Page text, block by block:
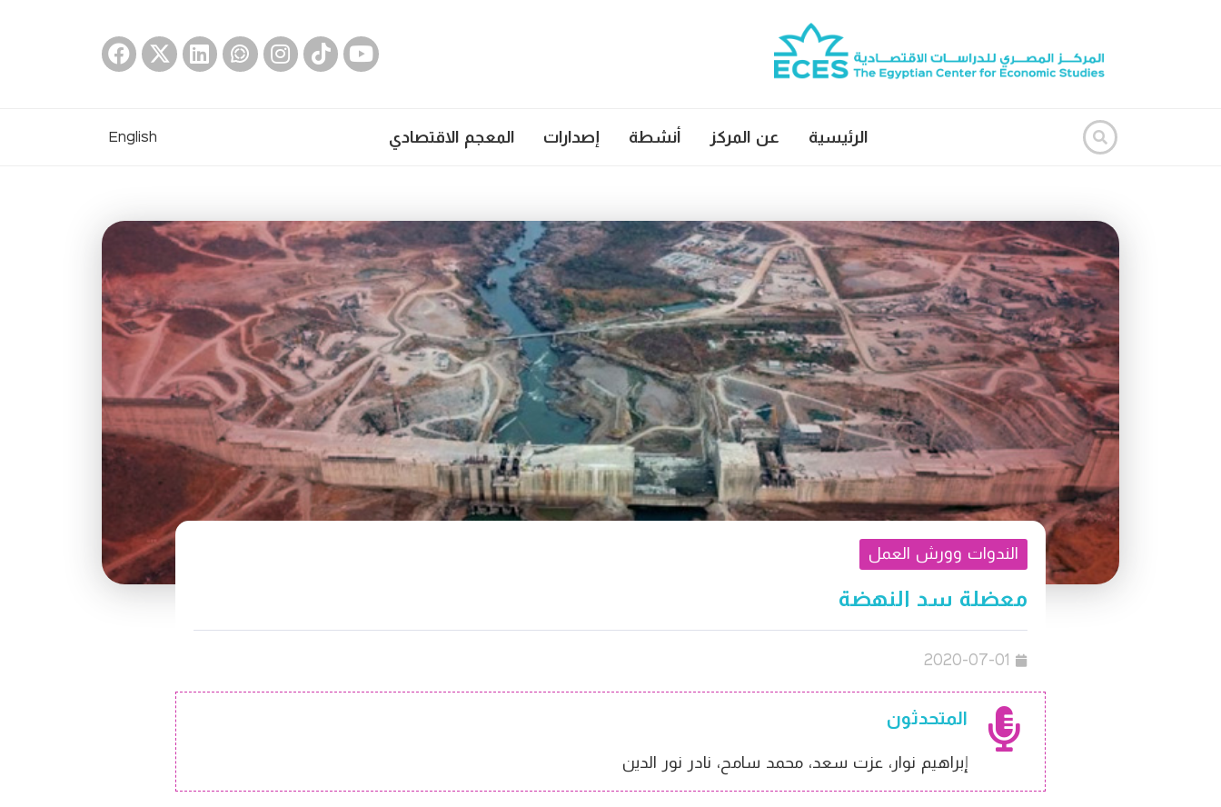
الرئيسية عن المركز أنشطة إصدارات المعجم الاقتصادي English
الندوات وورش العمل
معضلة سد النهضة
2020-07-01
المتحدثون
إبراهيم نوار، عزت سعد، محمد سامح، نادر نور الدين